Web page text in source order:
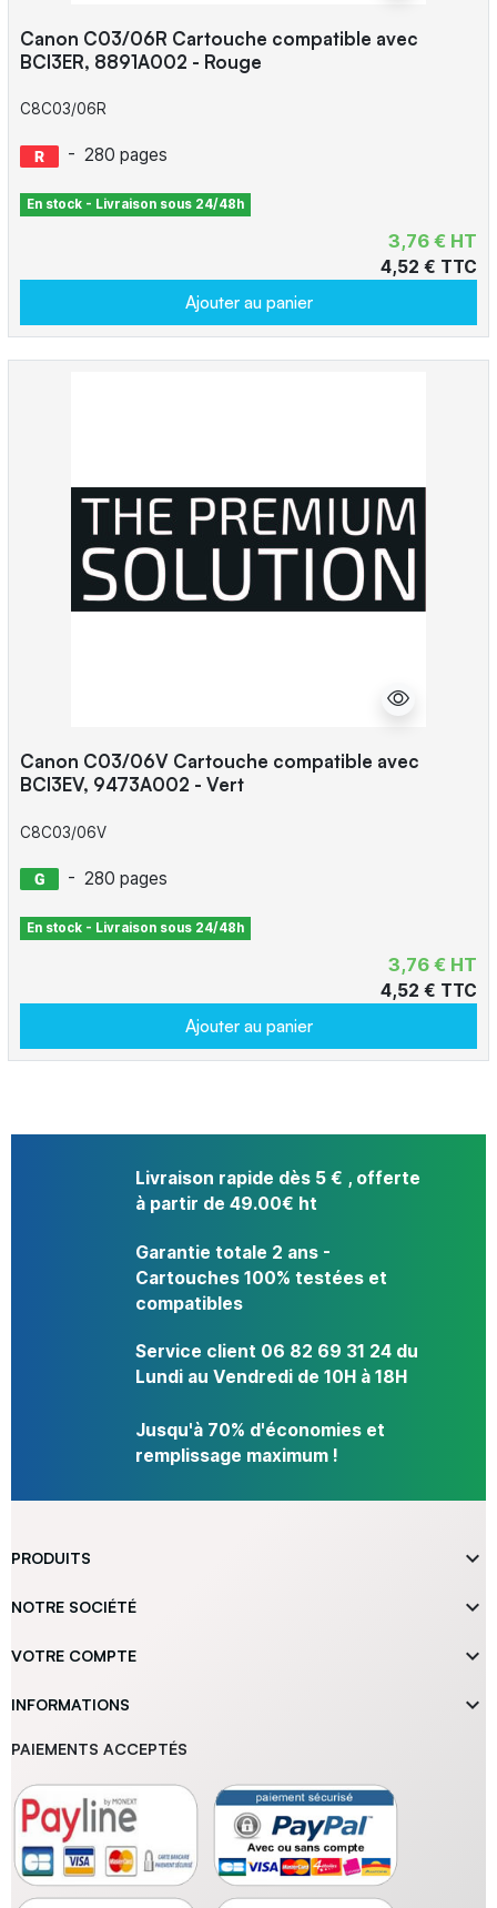
Canon C03/06R Cartouche compatible avec
BCI3ER, 8891A002 - Rouge
C8C03/06R
- 280 pages
En stock - Livraison sous 24/48h
3,76 € HT
4,52 € TTC
Ajouter au panier
Canon C03/06V Cartouche compatible avec
BCI3EV, 9473A002 - Vert
C8C03/06V
- 280 pages
En stock - Livraison sous 24/48h
3,76 € HT
4,52 € TTC
Ajouter au panier
Livraison rapide dès 5 € , offerte
à partir de 49.00€ ht
Garantie totale 2 ans -
Cartouches 100% testées et
compatibles
Service client 06 82 69 31 24 du
Lundi au Vendredi de 10H à 18H
Jusqu'à 70% d'économies et
remplissage maximum !
PRODUITS 
NOTRE SOCIÉTÉ 
VOTRE COMPTE 
INFORMATIONS 
PAIEMENTS ACCEPTÉS